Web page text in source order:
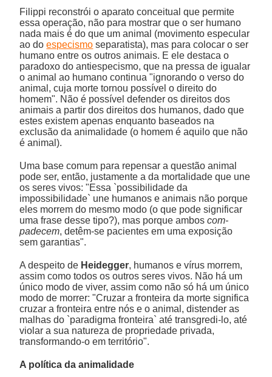
Filippi reconstrói o aparato conceitual que permite
essa operação, não para mostrar que o ser humano
nada mais é do que um animal (movimento especular
ao doespecismo separatista), mas para colocar o ser
humano entre os outros animais. E ele destaca o
paradoxo do antiespecismo, que na pressa de igualar
o animal ao humano continua "ignorando o verso do
animal, cuja morte tornou possível o direito do
homem". Não é possível defender os direitos dos
animais a partir dos direitos dos humanos, dado que
estes existem apenas enquanto baseados na
exclusão da animalidade (o homem é aquilo que não
é animal).
Uma base comum para repensar a questão animal
pode ser, então, justamente a da mortalidade que une
os seres vivos: "Essa `possibilidade da
impossibilidade` une humanos e animais não porque
eles morrem do mesmo modo (o que pode significar
uma frase desse tipo?), mas porque amboscom-
padecem, detêm-se pacientes em uma exposição
sem garantias".
A despeito de Heidegger, humanos e vírus morrem,
assim como todos os outros seres vivos. Não há um
único modo de viver, assim como não só há um único
modo de morrer: "Cruzar a fronteira da morte significa
cruzar a fronteira entre nós e o animal, distender as
malhas do `paradigma fronteira` até transgredi-lo, até
violar a sua natureza de propriedade privada,
transformando-o em território".
A política da animalidade